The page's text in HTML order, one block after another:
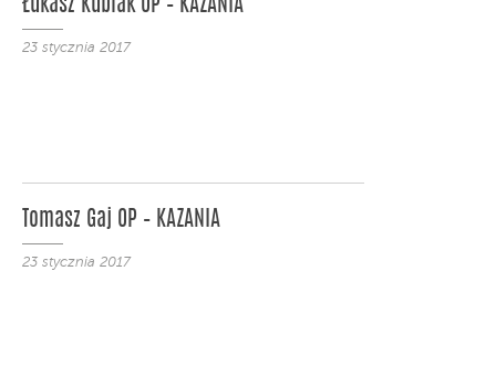
Łukasz Kubiak OP – KAZANIA
23 stycznia 2017
Tomasz Gaj OP – KAZANIA
23 stycznia 2017